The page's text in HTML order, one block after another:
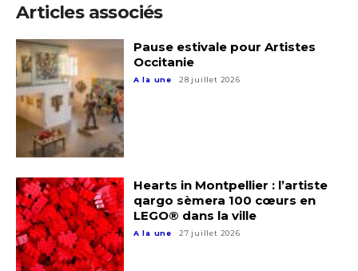
Adresse email*
Nom
Prénom
Articles associés
Pause estivale pour Artistes
Occitanie
A la une 28 juillet 2026
Hearts in Montpellier : l’artiste
qargo sèmera 100 cœurs en
LEGO® dans la ville
A la une 27 juillet 2026